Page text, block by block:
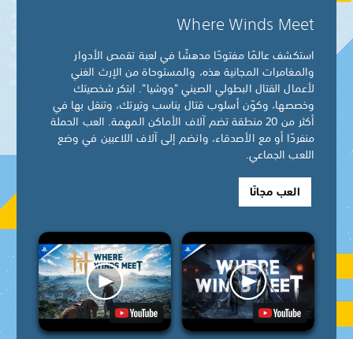
Where Winds Meet
استكشف عالمًا مفتوحًا مدهشًا في لعبة تقمص الأدوار
والمغامرات المجانية هذه، والمستوحاة من الإرث الغني
لأعمال القتال البطولي الصيني "ووشيا". ابتكر شخصيتك
وخصصها، وكوّن أسلوب قتال يناسب وتيرتك، وتنقل بها في
أكثر من 20 منطقة تضم آلاف الأماكن المهمة. العب الحملة
منفردًا أو مع الأصدقاء، وانضم إلى آلاف اللاعبين في وضع
اللعب الجماعي.
العب مجانًا